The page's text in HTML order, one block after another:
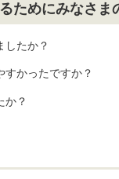
ためにみなさ
したか？
すかったですか？
か？